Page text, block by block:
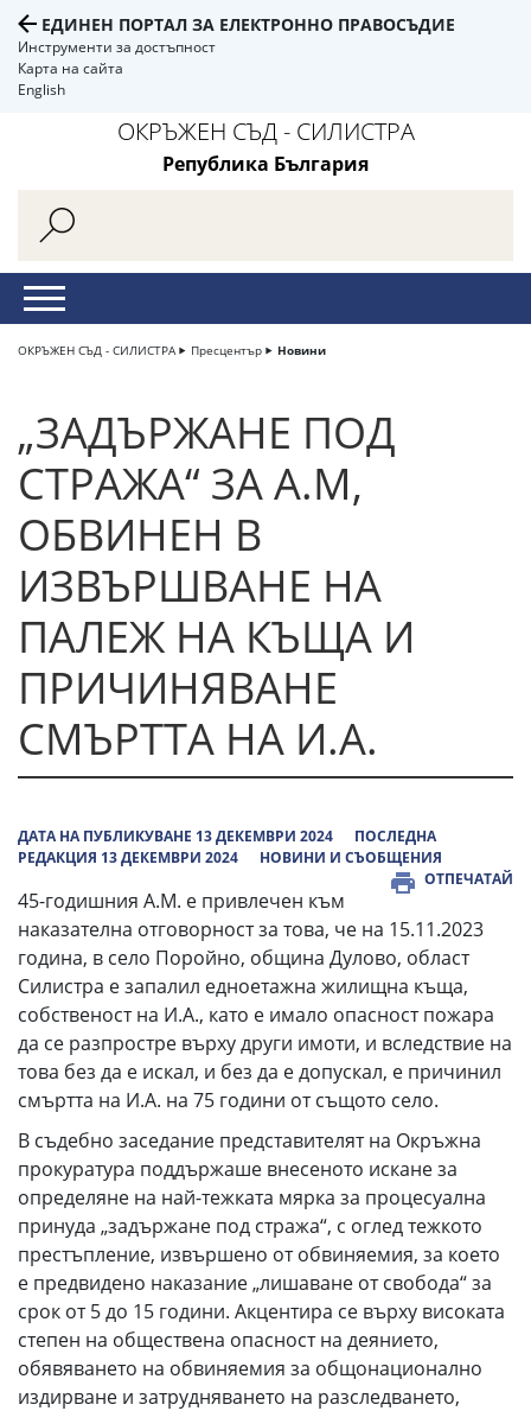
ЕДИНЕН ПОРТАЛ ЗА ЕЛЕКТРОННО ПРАВОСЪДИЕ
Инструменти за достъпност
Карта на сайта
English
ОКРЪЖЕН СЪД - СИЛИСТРА
Република България
ОКРЪЖЕН СЪД - СИЛИСТРА Пресцентър Новини
„ЗАДЪРЖАНЕ ПОД
СТРАЖА“ ЗА А.М,
ОБВИНЕН В
ИЗВЪРШВАНЕ НА
ПАЛЕЖ НА КЪЩА И
ПРИЧИНЯВАНЕ
СМЪРТТА НА И.А.
ДАТА НА ПУБЛИКУВАНЕ 13 ДЕКЕМВРИ 2024
ПОСЛЕДНА
РЕДАКЦИЯ 13 ДЕКЕМВРИ 2024
НОВИНИ И СЪОБЩЕНИЯ
ОТПЕЧАТАЙ
45-годишния А.М. е привлечен към
наказателна отговорност за това, че на 15.11.2023
година, в село Поройно, община Дулово, област
Силистра е запалил едноетажна жилищна къща,
собственост на И.А., като е имало опасност пожара
да се разпростре върху други имоти, и вследствие на
това без да е искал, и без да е допускал, е причинил
смъртта на И.А. на 75 години от същото село.
В съдебно заседание представителят на Окръжна
прокуратура поддържаше внесеното искане за
определяне на най-тежката мярка за процесуална
принуда „задържане под стража“, с оглед тежкото
престъпление, извършено от обвиняемия, за което
е предвидено наказание „лишаване от свобода“ за
срок от 5 до 15 години. Акцентира се върху високата
степен на обществена опасност на деянието,
обявяването на обвиняемия за общонационално
издирване и затрудняването на разследването,